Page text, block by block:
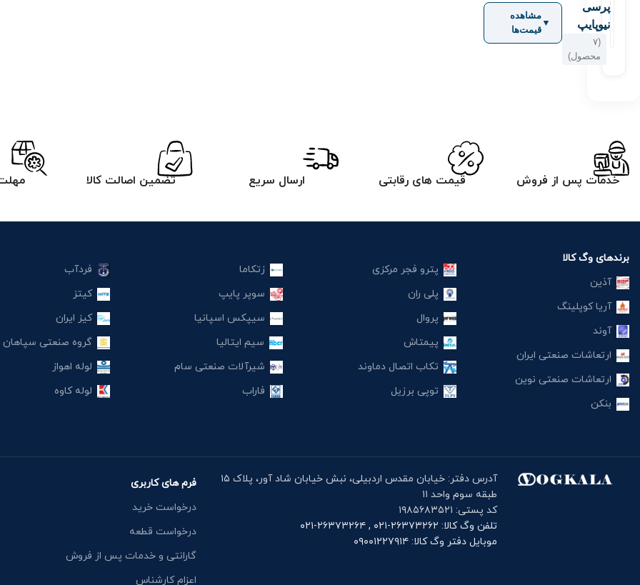
پرسی
نیوپایپ
(۷
محصول)
▼
مشاهده
قیمت‌ها
خدمات پس از فروش قیمت های رقابتی ارسال سریع تضمین اصالت کالا
برندهای وگ کالا
آذین
آریا کوپلینگ
آوند
ارتعاشات صنعتی ایران
ارتعاشات صنعتی نوین
بنکن
پترو فجر مرکزی
پلی ران
پروال
پیمتاش
تکاب اتصال دماوند
توپی برزیل
زتکاما
سوپر پایپ
سیپکس اسپانیا
سیم ایتالیا
شیرآلات صنعتی سام
فاراب
فردآب
کیتز
کیز ایران
گروه صنعتی سپاهان
لوله اهواز
لوله کاوه
آدرس دفتر: خیابان مقدس اردبیلی، نبش خیابان شاد آور، پلاک ۱۵
طبقه سوم واحد ۱۱
کد پستی: ۱۹۸۵۶۸۳۵۲۱
تلفن وگ کالا: ۲۶۳۷۳۲۶۲-۰۲۱ , ۲۶۳۷۳۲۶۴-۰۲۱
موبایل دفتر وگ کالا: ۰۹۰۰۱۲۲۷۹۱۴
فرم های کاربری
درخواست خرید
درخواست قطعه
گارانتی و خدمات پس از فروش
اعزام کارشناس